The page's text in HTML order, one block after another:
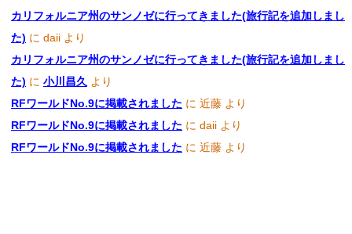
カリフォルニア州のサンノゼに行ってきました(旅行記を追加しまし
た) に daii より
カリフォルニア州のサンノゼに行ってきました(旅行記を追加しまし
た) に 小川昌久 より
RFワールドNo.9に掲載されました に 近藤 より
RFワールドNo.9に掲載されました に daii より
RFワールドNo.9に掲載されました に 近藤 より